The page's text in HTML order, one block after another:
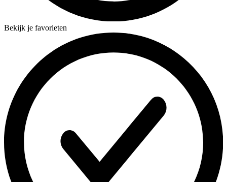
Bekijk je favorieten